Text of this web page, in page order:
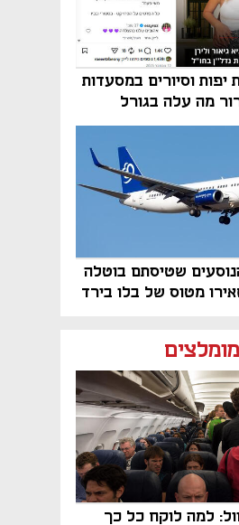
יפות וסיורים במסעדות
מה עלה בגורל
שטיסתם בוטלה
מטוס של בלו בירד
למה לוקח כל כך